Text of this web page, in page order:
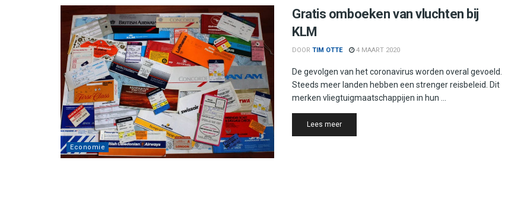
Economie
Gratis omboeken van vluchten bij
KLM
DOOR TIM OTTE 4 MAART 2020
De gevolgen van het coronavirus worden overal gevoeld.
Steeds meer landen hebben een strenger reisbeleid. Dit
merken vliegtuigmaatschappijen in hun ...
Lees meerDetails